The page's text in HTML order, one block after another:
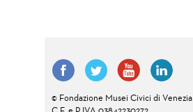
© Fondazione Musei Civici di Venezia